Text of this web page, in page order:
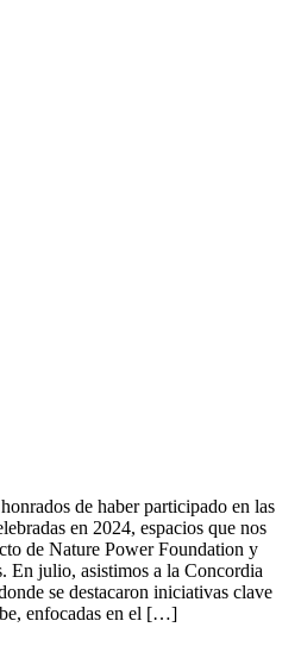
de haber participado en las
en 2024, espacios que nos
de Nature Power Foundation y
En julio, asistimos a la Concordia
se destacaron iniciativas clave
enfocadas en el […]